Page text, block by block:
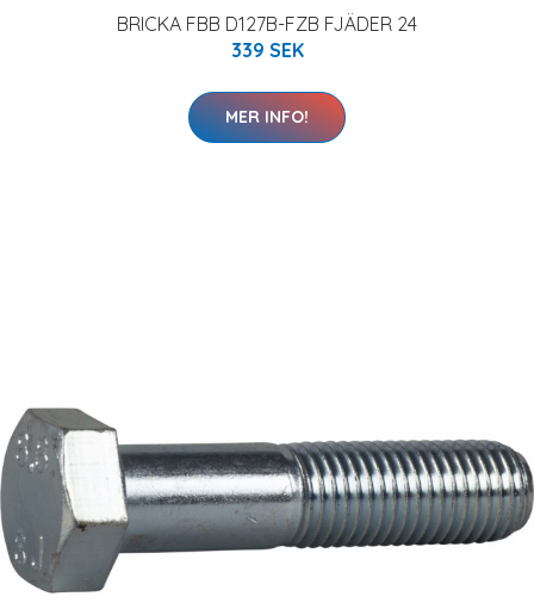
BRICKA FBB D127B-FZB FJÄDER 24
339 SEK
MER INFO!